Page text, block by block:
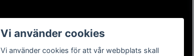
Vi använder cookies
Vi använder cookies för att vår webbplats skall